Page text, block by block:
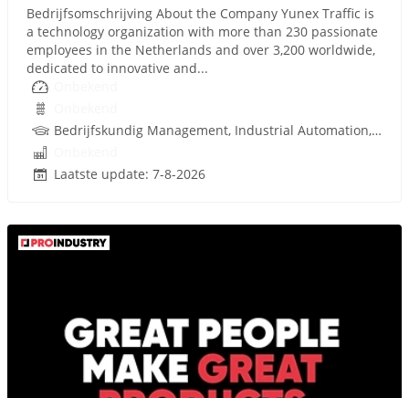
Bedrijfsomschrijving About the Company Yunex Traffic is
a technology organization with more than 230 passionate
employees in the Netherlands and over 3,200 worldwide,
dedicated to innovative and...
Bedrijfskundig Management, Industrial Automation, Infra, Techniek
Laatste update: 7-8-2026